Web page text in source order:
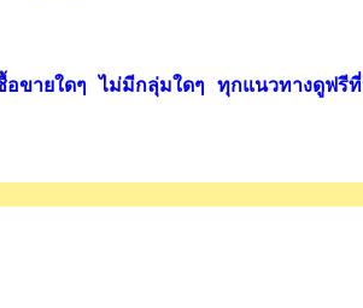
ายใดๆ ไม่มีกลุ่มใดๆ ทุกแนวทางดูฟรีที่